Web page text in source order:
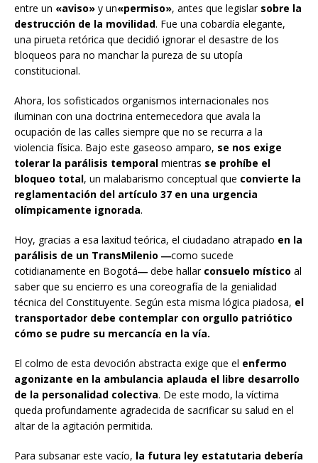
entre un «aviso» y un«permiso», antes que legislar sobre la
destrucción de la movilidad. Fue una cobardía elegante,
una pirueta retórica que decidió ignorar el desastre de los
bloqueos para no manchar la pureza de su utopía
constitucional.
Ahora, los sofisticados organismos internacionales nos
iluminan con una doctrina enternecedora que avala la
ocupación de las calles siempre que no se recurra a la
violencia física. Bajo este gaseoso amparo, se nos exige
tolerar la parálisis temporal mientras se prohíbe el
bloqueo total, un malabarismo conceptual que convierte la
reglamentación del artículo 37 en una urgencia
olímpicamente ignorada.
Hoy, gracias a esa laxitud teórica, el ciudadano atrapado en la
parálisis de un TransMilenio ―como sucede
cotidianamente en Bogotá― debe hallar consuelo místico al
saber que su encierro es una coreografía de la genialidad
técnica del Constituyente. Según esta misma lógica piadosa, el
transportador debe contemplar con orgullo patriótico
cómo se pudre su mercancía en la vía.
El colmo de esta devoción abstracta exige que el enfermo
agonizante en la ambulancia aplauda el libre desarrollo
de la personalidad colectiva. De este modo, la víctima
queda profundamente agradecida de sacrificar su salud en el
altar de la agitación permitida.
Para subsanar este vacío, la futura ley estatutaria debería